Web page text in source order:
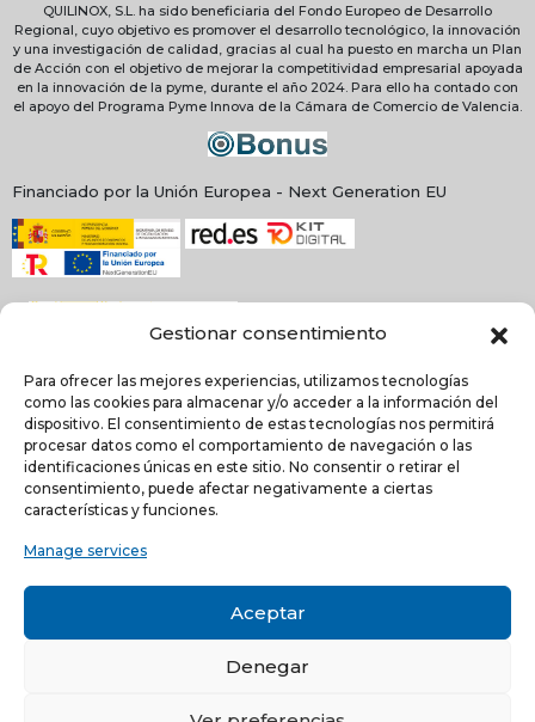
Gestionar consentimiento
Para ofrecer las mejores experiencias, utilizamos tecnologías
como las cookies para almacenar y/o acceder a la información del
dispositivo. El consentimiento de estas tecnologías nos permitirá
procesar datos como el comportamiento de navegación o las
identificaciones únicas en este sitio. No consentir o retirar el
consentimiento, puede afectar negativamente a ciertas
características y funciones.
Manage services
Aceptar
Denegar
QUILINOX, S.L. ha sido beneficiaria del Fondo Europeo de Desarrollo
Regional, cuyo objetivo es promover el desarrollo tecnológico, la innovación
y una investigación de calidad, gracias al cual ha puesto en marcha un Plan
de Acción con el objetivo de mejorar la competitividad empresarial apoyada
en la innovación de la pyme, durante el año 2024. Para ello ha contado con
el apoyo del Programa Pyme Innova de la Cámara de Comercio de Valencia.
Financiado por la Unión Europea - Next Generation EU
NEWSLETTER
Acepto recibir comunicaciones electrónicas informativas de Quilinox S.L. de
C/ Louis Pasteur, 4 - Parque Tecnológico de Valencia -